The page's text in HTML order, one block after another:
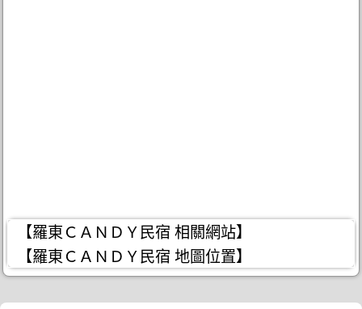
【羅東ＣＡＮＤＹ民宿 相關網站】
【羅東ＣＡＮＤＹ民宿 地圖位置】